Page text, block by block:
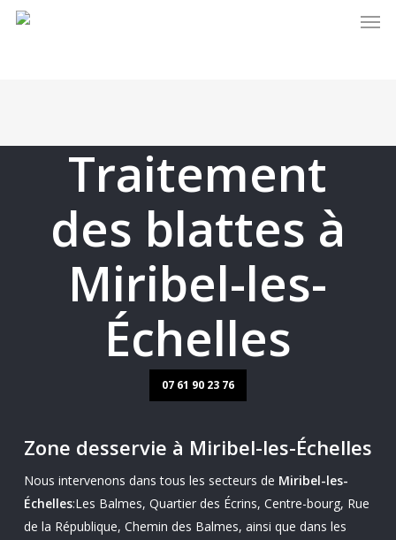
Skip
Traitement
des blattes à
Miribel-les-
Échelles
07 61 90 23 76
Zone desservie à Miribel-les-Échelles
Nous intervenons dans tous les secteurs de Miribel-les-
Échelles:Les Balmes, Quartier des Écrins, Centre-bourg, Rue
de la République, Chemin des Balmes, ainsi que dans les